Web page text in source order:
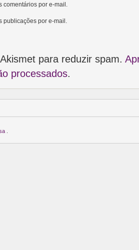
comentários por e-mail.
publicações por e-mail.
para reduzir spam.
processados.